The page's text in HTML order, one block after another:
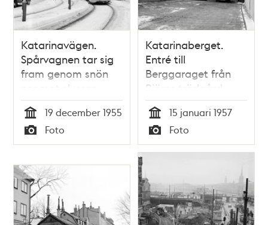
Katarinavägen.
Spårvagnen tar sig
fram genom snön
ner mot slussen
Tid
19 december 1955
Typ
Foto
Katarinaberget.
Entré till
Berggaraget från
Björns trädgård.
Garaget består av
tre plan mellan
Katarinavägen och
Björns trädgård och
atombombsskyddsrum,
där 20 000
människor kan få
skydd
Tid
15 januari 1957
Typ
Foto